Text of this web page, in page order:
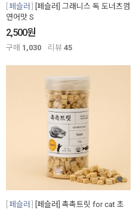
페슬러
[페슬러] 그래니스 독 도너츠껌
연어맛 S
2,500원
구매 1,030 리뷰 45
페슬러
[페슬러] 촉촉트릿 for cat 초